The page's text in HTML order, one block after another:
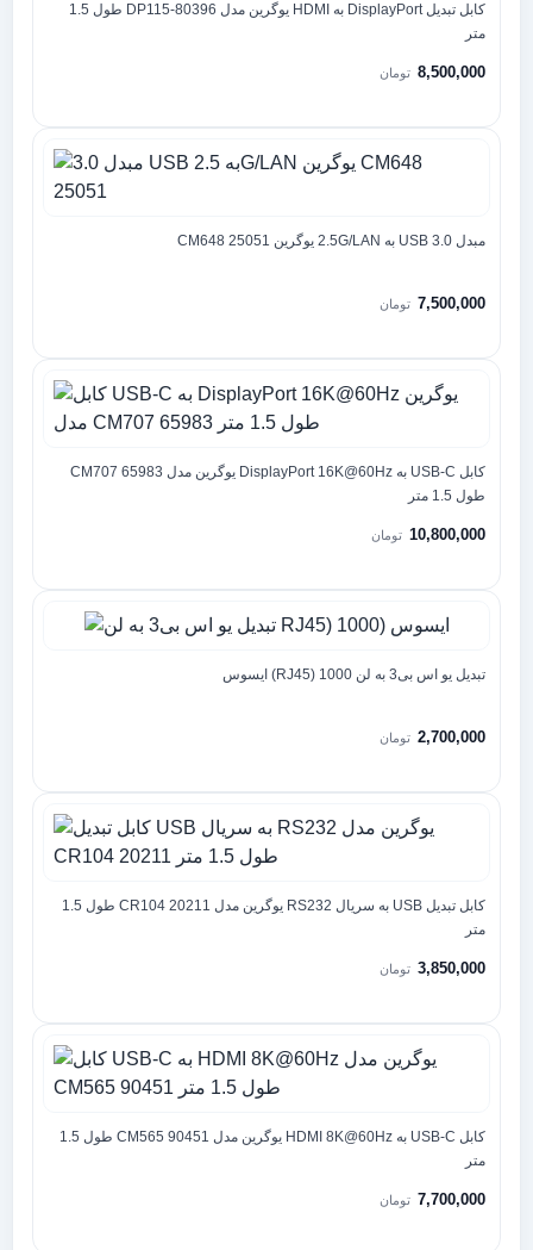
کابل تبدیل DisplayPort به HDMI یوگرین مدل DP115-80396 طول 1.5
متر
8,500,000 تومان
مبدل 3.0 USB به 2.5G/LAN یوگرین CM648 25051
7,500,000 تومان
کابل USB-C به DisplayPort 16K@60Hz یوگرین مدل CM707 65983
طول 1.5 متر
10,800,000 تومان
تبدیل یو اس بی3 به لن RJ45) 1000) ایسوس
2,700,000 تومان
کابل تبدیل USB به سریال RS232 یوگرین مدل CR104 20211 طول 1.5
متر
3,850,000 تومان
کابل USB-C به HDMI 8K@60Hz یوگرین مدل CM565 90451 طول 1.5
متر
7,700,000 تومان